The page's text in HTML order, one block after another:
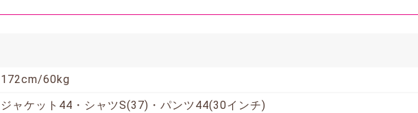
172cm/60kg
ジャケット44・シャツS(37)・パンツ44(30インチ)